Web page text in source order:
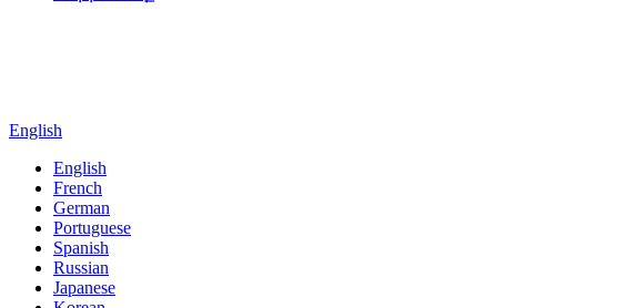
English
English
French
German
Portuguese
Spanish
Russian
Japanese